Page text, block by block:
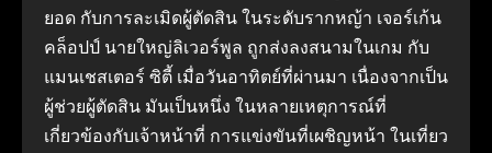
ยอด กับการละเมิดผู้ตัดสิน ในระดับรากหญ้า เจอร์เก้น
คล็อปป์ นายใหญ่ลิเวอร์พูล ถูกส่งลงสนามในเกม กับ
แมนเชสเตอร์ ซิตี้ เมื่อวันอาทิตย์ที่ผ่านมา เนื่องจากเป็น
ผู้ช่วยผู้ตัดสิน มันเป็นหนึ่ง ในหลายเหตุการณ์ที่
เกี่ยวข้องกับเจ้าหน้าที่ การแข่งขันที่เผชิญหน้า ในเที่ยว